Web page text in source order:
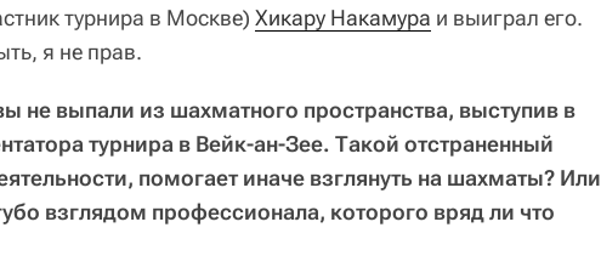
турнира в Москве) Хикару Накамура и выиграл его.
я не прав.
не выпали из шахматного пространства, выступив в
турнира в Вейк-ан-Зее. Такой отстраненный
помогает иначе взглянуть на шахматы? Или
взглядом профессионала, которого вряд ли что